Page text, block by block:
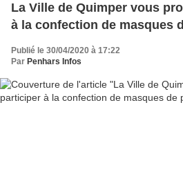
La Ville de Quimper vous
à la confection de masques
Publié le 30/04/2020 à 17:22
Par Penhars Infos